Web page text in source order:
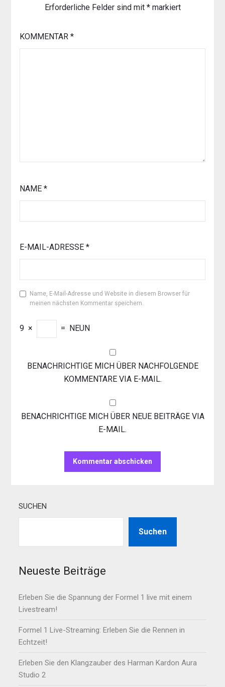
Erforderliche Felder sind mit *markiert
KOMMENTAR *
NAME *
E-MAIL-ADRESSE *
Name, E-Mail-Adresse und Website in diesem Browser für
meinen nächsten Kommentar speichern.
9 × = NEUN
BENACHRICHTIGE MICH ÜBER NACHFOLGENDE
KOMMENTARE VIA E-MAIL.
BENACHRICHTIGE MICH ÜBER NEUE BEITRÄGE VIA
E-MAIL.
SUCHEN
Suchen
Neueste Beiträge
Erleben Sie die Spannung der Formel 1 live mit einem
Livestream!
Formel 1 Live-Streaming: Erleben Sie die Rennen in
Echtzeit!
Erleben Sie den Klangzauber des Harman Kardon Aura
Studio 2